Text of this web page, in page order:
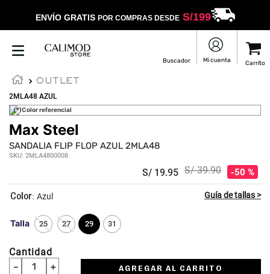
ENVÍO GRATIS POR COMPRAS DESDES/199
OUTLET
2MLA48 AZUL
(*)Color referencial
Max Steel
SANDALIA FLIP FLOP AZUL 2MLA48
SKU: 2MLA4800008
S/ 19.95 S/ 39.90 50 %
Talla 25 27 29 31
: Azul
Cantidad
＋
－ AGREGAR AL CARRITO